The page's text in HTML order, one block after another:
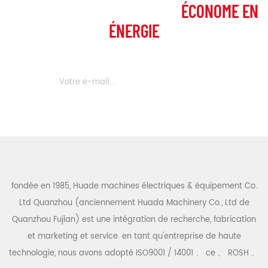
ÉCONOME EN
ÉNERGIE
fondée en 1985, Huade machines électriques & équipement Co.
Ltd Quanzhou (anciennement Huada Machinery Co., Ltd de
Quanzhou Fujian) est une intégration de recherche, fabrication
et marketing et service. en tant qu'entreprise de haute
technologie, nous avons adopté ISO9001 / 14001 、 ce 、 ROSH 、